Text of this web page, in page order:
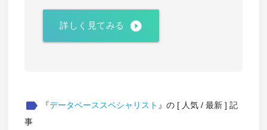
詳しく見てみる play_circle_filled
label 『データベーススペシャリスト 』の [ 人気 / 最新 ] 記
事